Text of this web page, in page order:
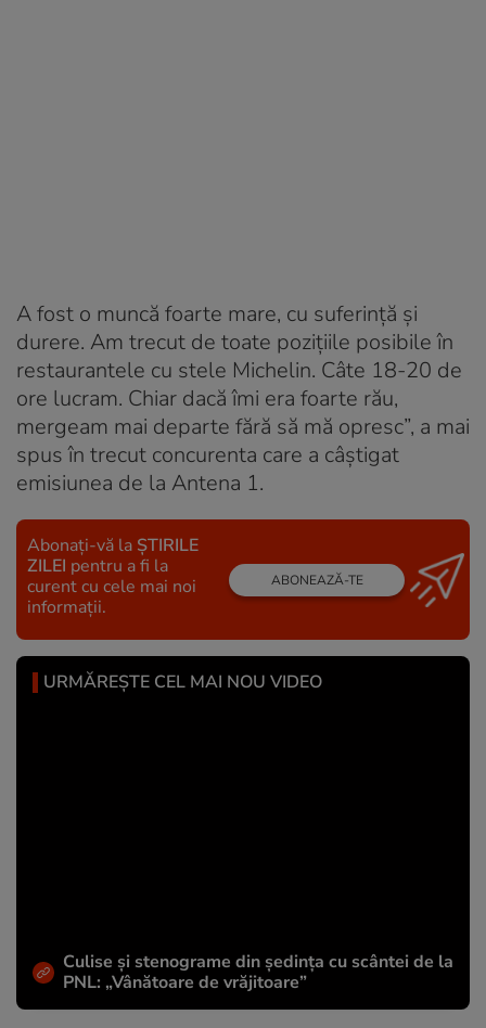
A fost o muncă foarte mare, cu suferință și
durere. Am trecut de toate pozițiile posibile în
restaurantele cu stele Michelin. Câte 18-20 de
ore lucram. Chiar dacă îmi era foarte rău,
mergeam mai departe fără să mă opresc”, a mai
spus în trecut concurenta care a câștigat
emisiunea de la Antena 1.
Abonați-vă la ȘTIRILE
ZILEI pentru a fi la
curent cu cele mai noi
informații.
ABONEAZĂ-TE
URMĂREȘTE CEL MAI NOU VIDEO
Culise și stenograme din ședința cu scântei de la
PNL: „Vânătoare de vrăjitoare”